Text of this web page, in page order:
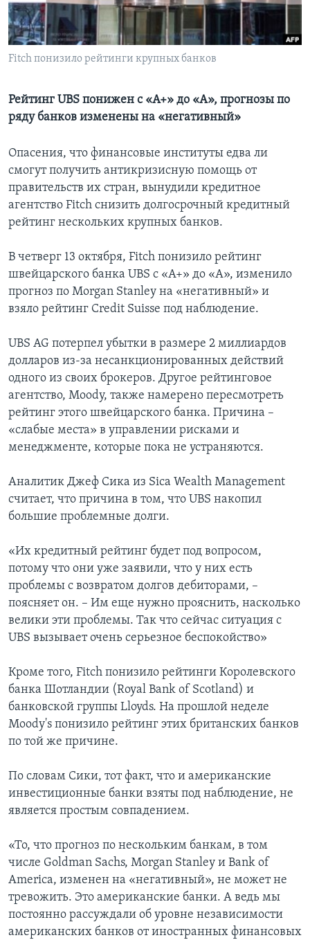
Learning English
СОЦИАЛЬНЫЕ СЕТИ
Языки
Fitch понизило рейтинги крупных банков
Рейтинг UBS понижен с «А+» до «А», прогнозы по
ряду банков изменены на «негативный»
Опасения, что финансовые институты едва ли
смогут получить антикризисную помощь от
правительств их стран, вынудили кредитное
агентство Fitch снизить долгосрочный кредитный
рейтинг нескольких крупных банков.
В четверг 13 октября, Fitch понизило рейтинг
швейцарского банка UBS с «А+» до «А», изменило
прогноз по Morgan Stanley на «негативный» и
взяло рейтинг Credit Suisse под наблюдение.
UBS AG потерпел убытки в размере 2 миллиардов
долларов из-за несанкционированных действий
одного из своих брокеров. Другое рейтинговое
агентство, Moody, также намерено пересмотреть
рейтинг этого швейцарского банка. Причина –
«слабые места» в управлении рисками и
менеджменте, которые пока не устраняются.
Аналитик Джеф Сика из Sica Wealth Management
считает, что причина в том, что UBS накопил
большие проблемные долги.
«Их кредитный рейтинг будет под вопросом,
потому что они уже заявили, что у них есть
проблемы с возвратом долгов дебиторами, –
поясняет он. – Им еще нужно прояснить, насколько
велики эти проблемы. Так что сейчас ситуация с
UBS вызывает очень серьезное беспокойство»
Кроме того, Fitch понизило рейтинги Королевского
банка Шотландии (Royal Bank of Scotland) и
банковской группы Lloyds. На прошлой неделе
Moody's понизило рейтинг этих британских банков
по той же причине.
По словам Сики, тот факт, что и американские
инвестиционные банки взяты под наблюдение, не
является простым совпадением.
«То, что прогноз по нескольким банкам, в том
числе Goldman Sachs, Morgan Stanley и Bank of
America, изменен на «негативный», не может не
тревожить. Это американские банки. А ведь мы
постоянно рассуждали об уровне независимости
американских банков от иностранных финансовых